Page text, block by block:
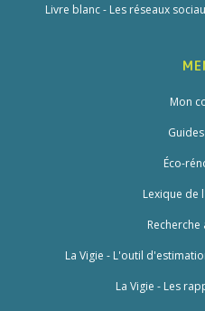
Livre blanc - Les réseaux
Mon
Éco-
Lexique de
Recherche
La Vigie - L'outil
La Vigie - Les